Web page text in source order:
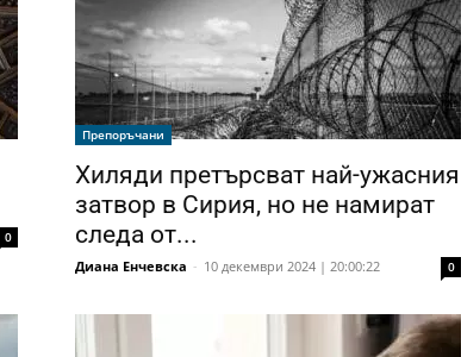
0
Препоръчани
Хиляди претърсват най-ужасния
затвор в Сирия, но не намират
следа от...
Диана Енчевска - 10 декември 2024 | 20:00:22 0